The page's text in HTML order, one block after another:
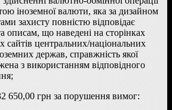
іноземної валюти, яка за дизайном
захисту повністю відповідає
описам, що наведені на сторінках
сайтів центральних/національних
держав, справжність якої
з використанням відповідного
650,00 грн за порушення вимог: